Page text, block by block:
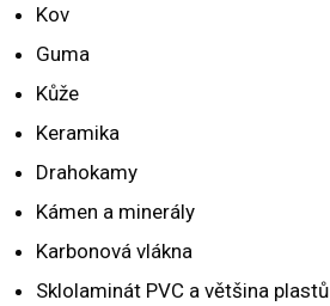
Kov
Guma
Kůže
Keramika
Drahokamy
Kámen a minerály
Karbonová vlákna
Sklolaminát PVC a většina plastů